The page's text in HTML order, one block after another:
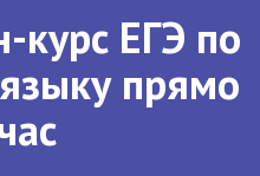
курс ЕГЭ по
прямо